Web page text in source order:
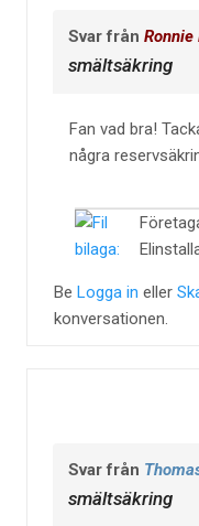
Svar från Ronnie
smältsäkring
Fan vad bra!
några
Be Logga in eller
konversationen.
Svar från
smältsäkring